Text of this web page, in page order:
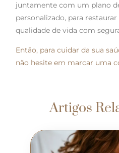
juntamente com um plano
personalizado, para
qualidade de vida com
Então, para cuidar da sua
não hesite em marcar uma
Artigos